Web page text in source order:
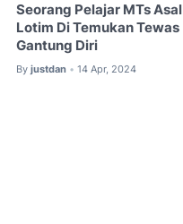
Seorang Pelajar MTs Asal
Lotim Di Temukan Tewas
Gantung Diri
By justdan • 14 Apr, 2024